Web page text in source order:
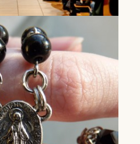
for students and